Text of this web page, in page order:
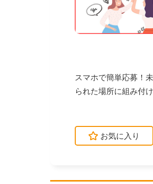
スマホで簡単応募！
られた場所に組み付
お気に入り